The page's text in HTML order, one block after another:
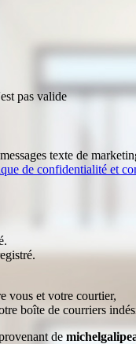
pas valide
texte de
de confidentialité et
vous et votre courtier,
boîte de courriers
de